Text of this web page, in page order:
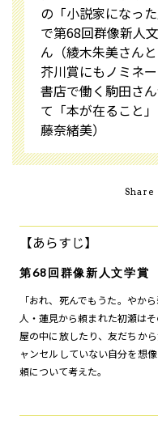
の「小説家になっ
で第68回群像新人
ん（綾木朱美さん
芥川賞にもノミネ
書店で働く駒田さ
て「本が在ること
藤奈緒美）
Share
【あらすじ】
第68回群像新人文学賞
「おれ、死んでもうた。やか
人・蓮見から頼まれた初瀬は
屋の中に放したり、友だちか
ャンセルしていない自分を想
頼について考えた。